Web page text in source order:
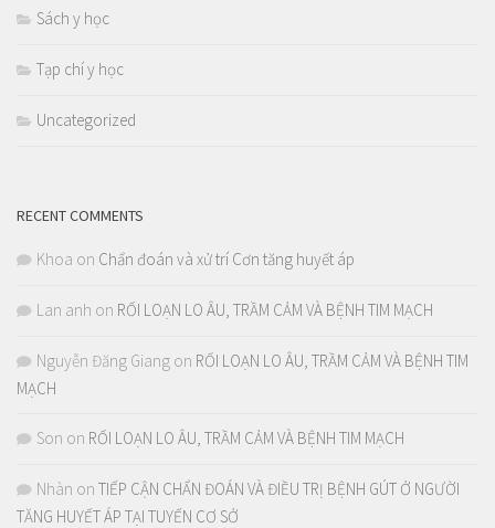
Sách y học
Tạp chí y học
Uncategorized
RECENT COMMENTS
Khoa on Chẩn đoán và xử trí Cơn tăng huyết áp
Lan anh on RỐI LOẠN LO ÂU, TRẦM CẢM VÀ BỆNH TIM MẠCH
Nguyễn Đăng Giang on RỐI LOẠN LO ÂU, TRẦM CẢM VÀ BỆNH TIM
MẠCH
Son on RỐI LOẠN LO ÂU, TRẦM CẢM VÀ BỆNH TIM MẠCH
Nhàn on TIẾP CẬN CHẨN ĐOÁN VÀ ĐIỀU TRỊ BỆNH GÚT Ở NGƯỜI
TĂNG HUYẾT ÁP TẠI TUYẾN CƠ SỞ